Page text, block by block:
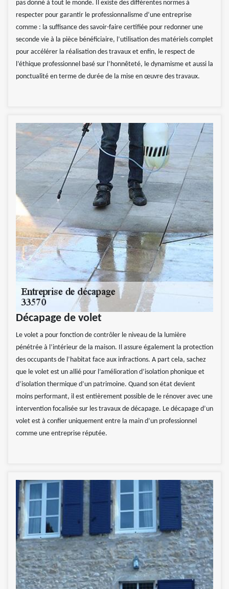
pas donné à tout le monde. Il existe des différentes normes à
respecter pour garantir le professionnalisme d’une entreprise
comme : la suffisance des savoir-faire certifiée pour redonner une
seconde vie à la pièce bénéficiaire, l’utilisation des matériels complet
pour accélérer la réalisation des travaux et enfin, le respect de
l’éthique professionnel basé sur l’honnêteté, le dynamisme et aussi la
ponctualité en terme de durée de la mise en œuvre des travaux.
Décapage de volet
Le volet a pour fonction de contrôler le niveau de la lumière
pénétrée à l’intérieur de la maison. Il assure également la protection
des occupants de l’habitat face aux infractions. A part cela, sachez
que le volet est un allié pour l’amélioration d’isolation phonique et
d’isolation thermique d’un patrimoine. Quand son état devient
moins performant, il est entièrement possible de le rénover avec une
intervention focalisée sur les travaux de décapage. Le décapage d’un
volet est à confier uniquement entre la main d’un professionnel
comme une entreprise réputée.